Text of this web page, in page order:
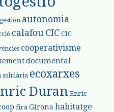
autonomia
calafou CIC CIC
cooperativisme
documental
solidària ecoxarxes
Duran Enric
fira Girona habitatge